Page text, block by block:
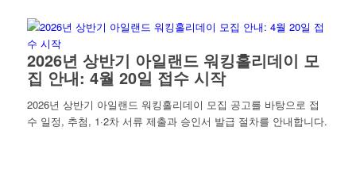
2026년 상반기 아일랜드 워킹홀리데이 모
집 안내: 4월 20일 접수 시작
2026년 상반기 아일랜드 워킹홀리데이 모집 공고를 바탕으로 접
수 일정, 추첨, 1·2차 서류 제출과 승인서 발급 절차를 안내합니다.